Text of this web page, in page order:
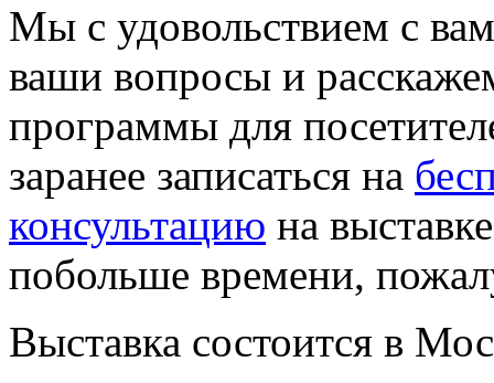
Мы с удовольствием с
ваши вопросы и
программы для
заранее записаться на
консультацию на
побольше времени,
Выставка состоится в